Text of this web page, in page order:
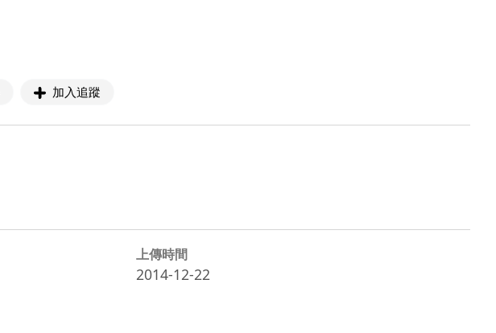
加入追蹤
上傳時間
2014-12-22